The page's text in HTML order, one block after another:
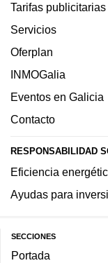
Tarifas publicitarias
Servicios
Oferplan
INMOGalia
Eventos en Galicia
Contacto
RESPONSABILIDAD
Eficiencia
Ayudas para
SECCIONES
Portada